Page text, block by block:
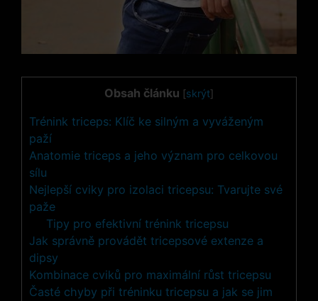
Obsah článku [skrýt]
Trénink triceps: ​Klíč ke silným a vyváženým
paží
Anatomie triceps a jeho význam pro celkovou‌
sílu
Nejlepší cviky pro izolaci tricepsu:‍ Tvarujte‌ své ​
paže
Tipy⁣ pro efektivní trénink ​tricepsu
Jak správně provádět tricepsové extenze a
dipsy
Kombinace ‍cviků pro maximální růst tricepsu
Časté chyby ⁤při tréninku tricepsu​ a jak se jim